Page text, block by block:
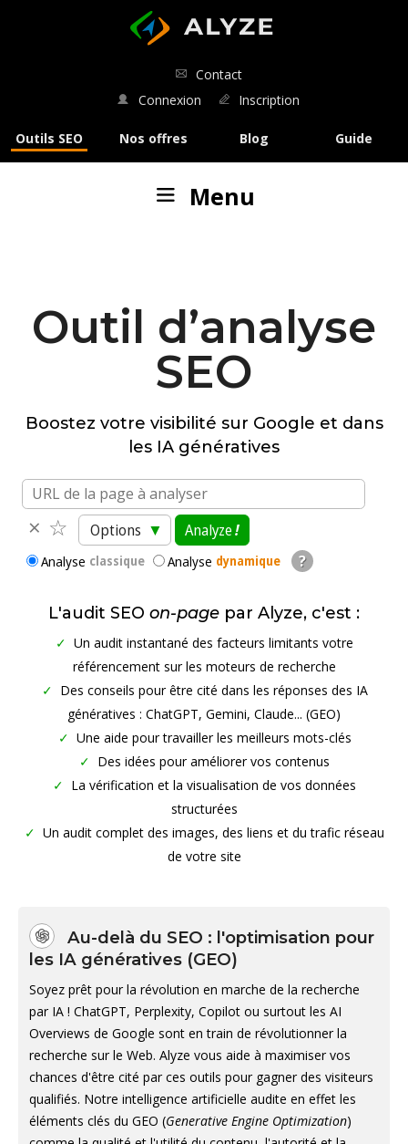
ALYZE
Outils SEO Nos offres Blog Guide
Contact
Connexion
Inscription
Analyse de SERP
Comparaison de SERP
Générateur de mots-clés
Analyse SEO groupées
Comparaison SEO
robots.txt checker
API SEO
Menu
Outil d’analyse
SEO
Boostez votre visibilité sur Google et dans
les IA génératives
× ☆ Options ▼ Analyze!
Analyse classique Analyse dynamique ?
L'audit SEO on-page par Alyze, c'est :
Un audit instantané des facteurs limitants votre
référencement sur les moteurs de recherche
Des conseils pour être cité dans les réponses des IA
génératives : ChatGPT, Gemini, Claude... (GEO)
Une aide pour travailler les meilleurs mots-clés
Des idées pour améliorer vos contenus
La vérification et la visualisation de vos données
structurées
Un audit complet des images, des liens et du trafic réseau
de votre site
Au-delà du SEO : l'optimisation pour
les IA génératives (GEO)
Soyez prêt pour la révolution en marche de la recherche
par IA ! ChatGPT, Perplexity, Copilot ou surtout les AI
Overviews de Google sont en train de révolutionner la
recherche sur le Web. Alyze vous aide à maximiser vos
chances d'être cité par ces outils pour gagner des visiteurs
qualifiés. Notre intelligence artificielle audite en effet les
éléments clés du GEO (Generative Engine Optimization)